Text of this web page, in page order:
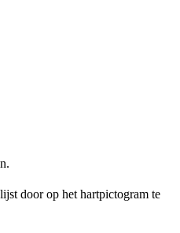
door op het hartpictogram te